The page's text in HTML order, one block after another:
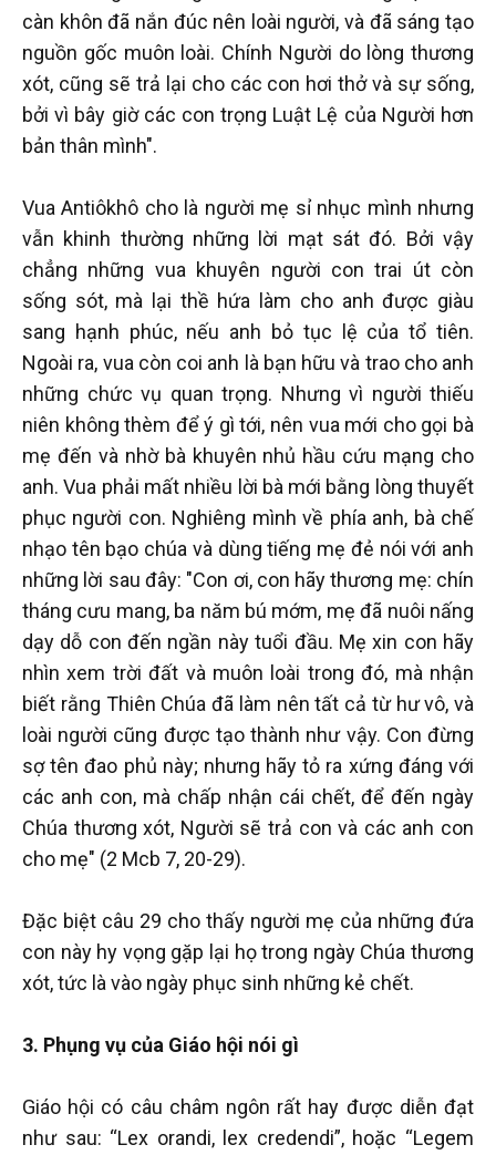
càn khôn đã nắn đúc nên loài người, và đã sáng tạo
nguồn gốc muôn loài. Chính Người do lòng thương
xót, cũng sẽ trả lại cho các con hơi thở và sự sống,
bởi vì bây giờ các con trọng Luật Lệ của Người hơn
bản thân mình".
Vua Antiôkhô cho là người mẹ sỉ nhục mình nhưng
vẫn khinh thường những lời mạt sát đó. Bởi vậy
chẳng những vua khuyên người con trai út còn
sống sót, mà lại thề hứa làm cho anh được giàu
sang hạnh phúc, nếu anh bỏ tục lệ của tổ tiên.
Ngoài ra, vua còn coi anh là bạn hữu và trao cho anh
những chức vụ quan trọng. Nhưng vì người thiếu
niên không thèm để ý gì tới, nên vua mới cho gọi bà
mẹ đến và nhờ bà khuyên nhủ hầu cứu mạng cho
anh. Vua phải mất nhiều lời bà mới bằng lòng thuyết
phục người con. Nghiêng mình về phía anh, bà chế
nhạo tên bạo chúa và dùng tiếng mẹ đẻ nói với anh
những lời sau đây: "Con ơi, con hãy thương mẹ: chín
tháng cưu mang, ba năm bú mớm, mẹ đã nuôi nấng
dạy dỗ con đến ngần này tuổi đầu. Mẹ xin con hãy
nhìn xem trời đất và muôn loài trong đó, mà nhận
biết rằng Thiên Chúa đã làm nên tất cả từ hư vô, và
loài người cũng được tạo thành như vậy. Con đừng
sợ tên đao phủ này; nhưng hãy tỏ ra xứng đáng với
các anh con, mà chấp nhận cái chết, để đến ngày
Chúa thương xót, Người sẽ trả con và các anh con
cho mẹ" (2 Mcb 7, 20-29).
Đặc biệt câu 29 cho thấy người mẹ của những đứa
con này hy vọng gặp lại họ trong ngày Chúa thương
xót, tức là vào ngày phục sinh những kẻ chết.
3. Phụng vụ của Giáo hội nói gì
Giáo hội có câu châm ngôn rất hay được diễn đạt
như sau: “Lex orandi, lex credendi”, hoặc “Legem